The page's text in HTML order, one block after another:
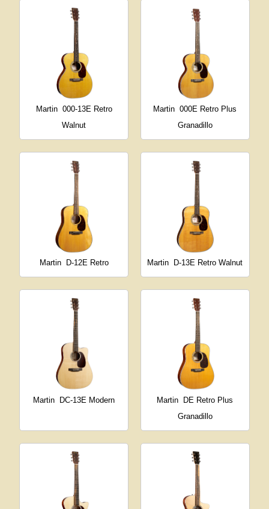
Martin 000-13E Retro
Walnut
Martin 000E Retro Plus
Granadillo
Martin D-12E Retro Martin D-13E Retro Walnut
Martin DC-13E Modern Martin DE Retro Plus
Granadillo